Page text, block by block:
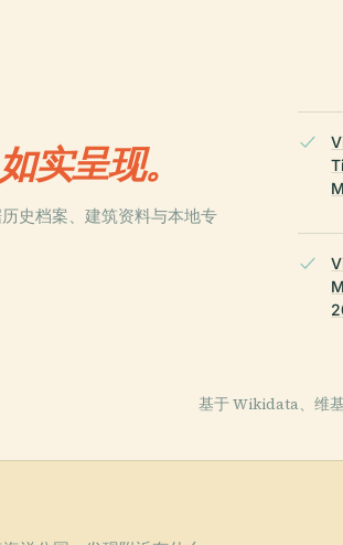
如实呈现。
史档案、建筑资料与本地专
基于 Wikidata、维基